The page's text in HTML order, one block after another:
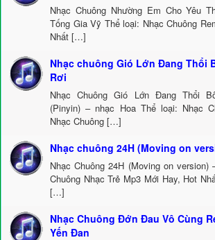
Nhạc Chuông Nhường Em Cho Yêu
Tống Gia Vỹ Thể loại: Nhạc Chuông
Nhất […]
Nhạc chuông Gió Lớn Đang Thổi
Rơi
Nhạc Chuông Gió Lớn Đang Thổi
(Pinyin) – nhạc Hoa Thể loại: Nhạc
Nhạc Chuông […]
Nhạc chuông 24H (Moving on
Nhạc Chuông 24H (Moving on version)
Chuông Nhạc Trẻ Mp3 Mới Hay, Hot
[…]
Nhạc Chuông Đớn Đau Vô Cùng
Yến Đan